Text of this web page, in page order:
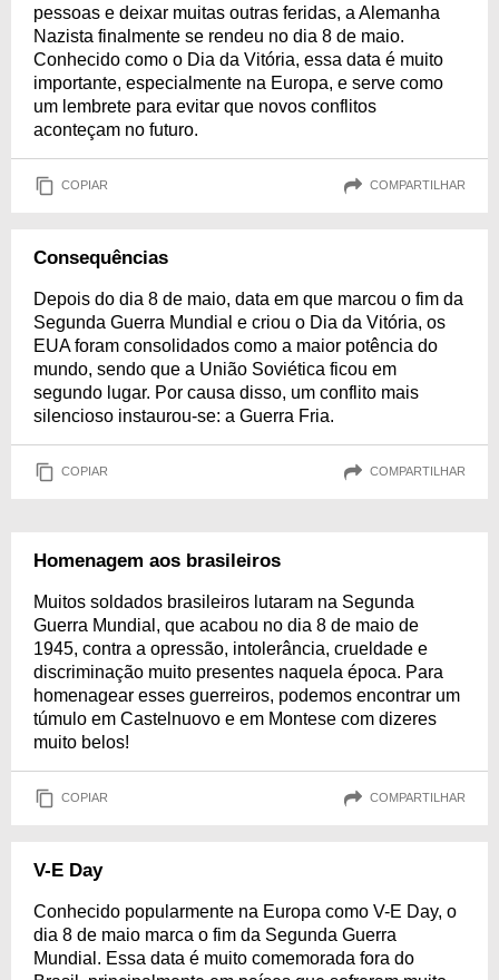
pessoas e deixar muitas outras feridas, a Alemanha
Nazista finalmente se rendeu no dia 8 de maio.
Conhecido como o Dia da Vitória, essa data é muito
importante, especialmente na Europa, e serve como
um lembrete para evitar que novos conflitos
aconteçam no futuro.
COPIAR COMPARTILHAR
Consequências
Depois do dia 8 de maio, data em que marcou o fim da
Segunda Guerra Mundial e criou o Dia da Vitória, os
EUA foram consolidados como a maior potência do
mundo, sendo que a União Soviética ficou em
segundo lugar. Por causa disso, um conflito mais
silencioso instaurou-se: a Guerra Fria.
COPIAR COMPARTILHAR
Homenagem aos brasileiros
Muitos soldados brasileiros lutaram na Segunda
Guerra Mundial, que acabou no dia 8 de maio de
1945, contra a opressão, intolerância, crueldade e
discriminação muito presentes naquela época. Para
homenagear esses guerreiros, podemos encontrar um
túmulo em Castelnuovo e em Montese com dizeres
muito belos!
COPIAR COMPARTILHAR
V-E Day
Conhecido popularmente na Europa como V-E Day, o
dia 8 de maio marca o fim da Segunda Guerra
Mundial. Essa data é muito comemorada fora do